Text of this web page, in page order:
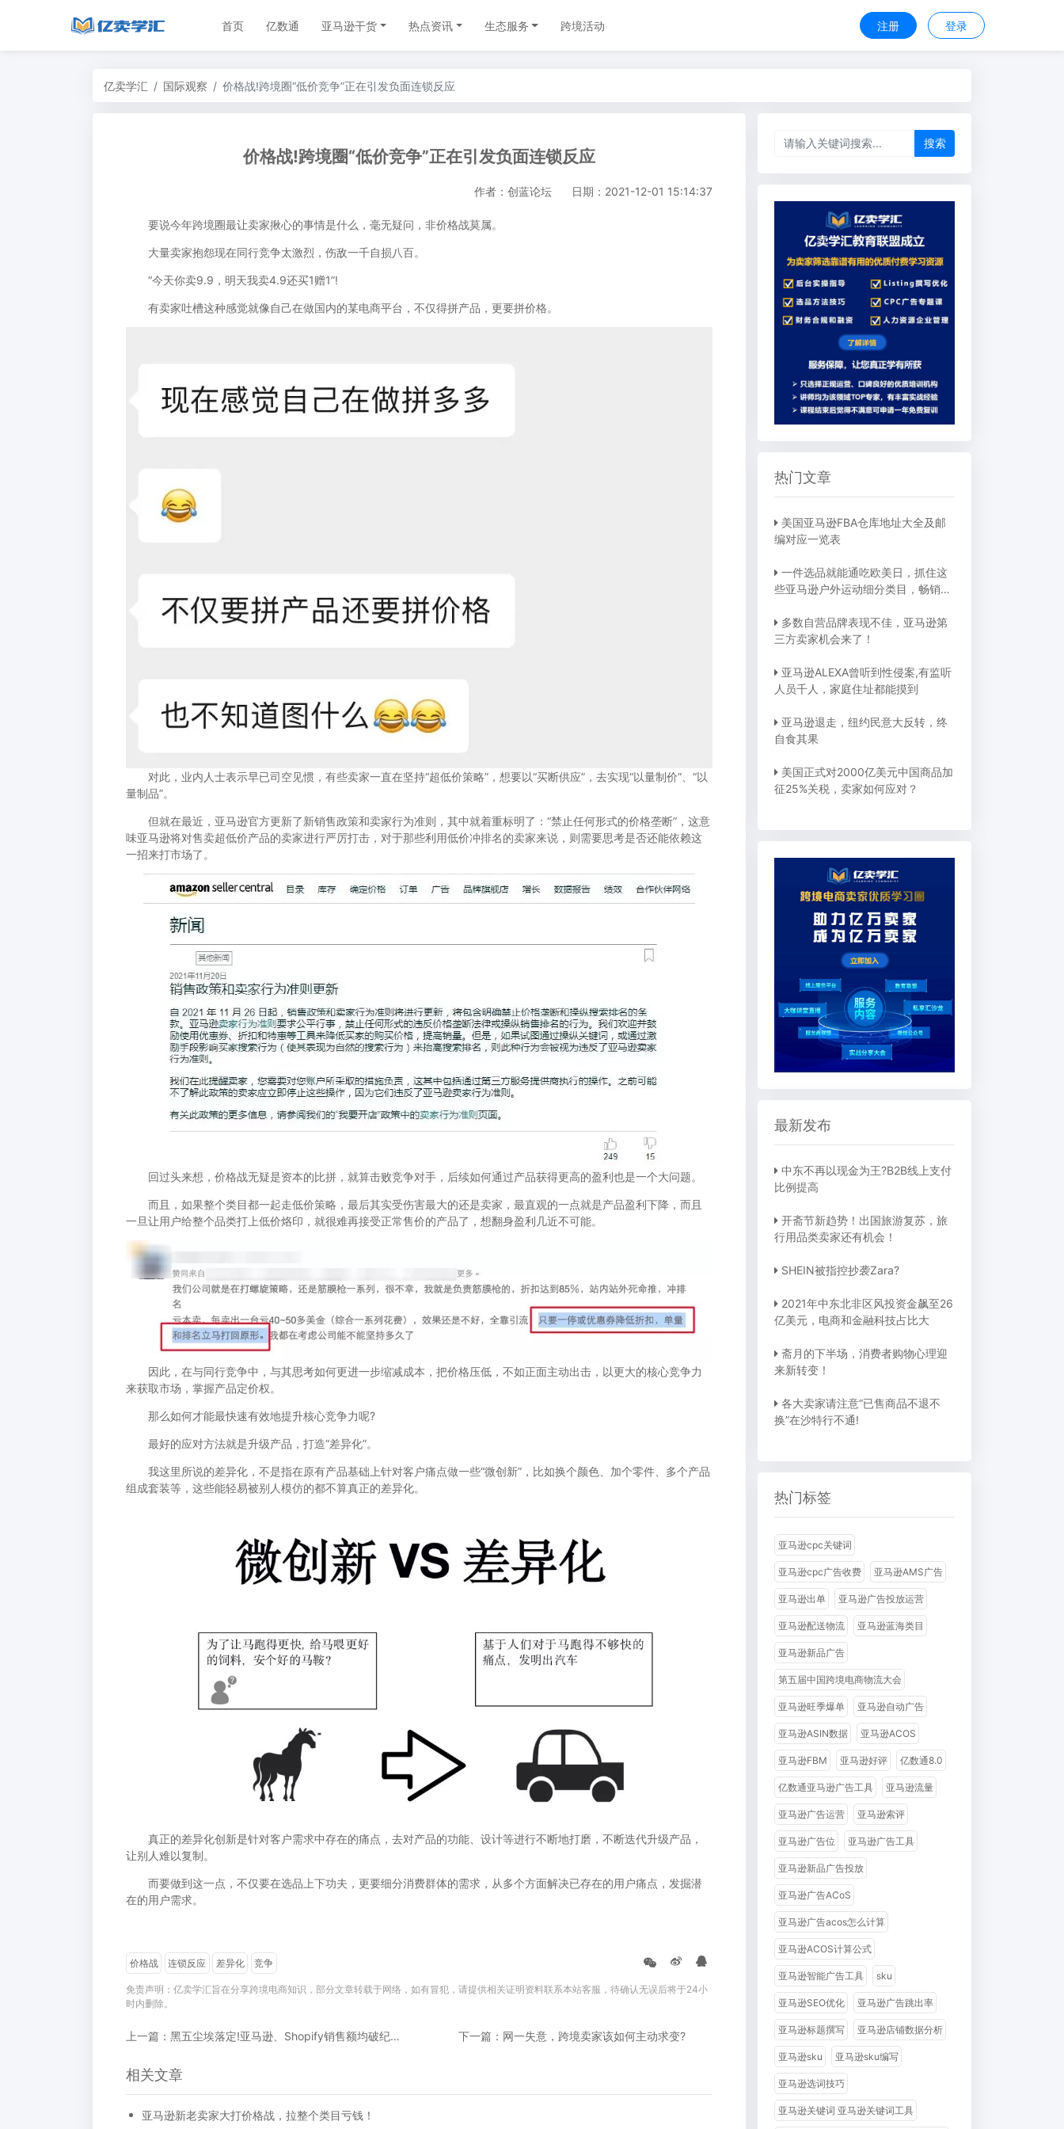
首页 亿数通 亚马逊干货 热点资讯 生态服务 跨境活动 注册 登录
亿卖学汇 国际观察 价格战!跨境圈“低价竞争”正在引发负面连锁反应
价格战!跨境圈“低价竞争”正在引发负面连锁反应
作者：创蓝论坛 日期：2021-12-01 15:14:37
要说今年跨境圈最让卖家揪心的事情是什么，毫无疑问，非价格战莫属。
大量卖家抱怨现在同行竞争太激烈，伤敌一千自损八百。
“今天你卖9.9，明天我卖4.9还买1赠1”!
有卖家吐槽这种感觉就像自己在做国内的某电商平台，不仅得拼产品，更要拼价格。
对此，业内人士表示早已司空见惯，有些卖家一直在坚持“超低价策略”，想要以“买断供应”，去实现“以量制价”、“以
量制品”。
但就在最近，亚马逊官方更新了新销售政策和卖家行为准则，其中就着重标明了：“禁止任何形式的价格垄断”，这意
味亚马逊将对售卖超低价产品的卖家进行严厉打击，对于那些利用低价冲排名的卖家来说，则需要思考是否还能依赖这
一招来打市场了。
回过头来想，价格战无疑是资本的比拼，就算击败竞争对手，后续如何通过产品获得更高的盈利也是一个大问题。
而且，如果整个类目都一起走低价策略，最后其实受伤害最大的还是卖家，最直观的一点就是产品盈利下降，而且
一旦让用户给整个品类打上低价烙印，就很难再接受正常售价的产品了，想翻身盈利几近不可能。
因此，在与同行竞争中，与其思考如何更进一步缩减成本，把价格压低，不如正面主动出击，以更大的核心竞争力
来获取市场，掌握产品定价权。
那么如何才能最快速有效地提升核心竞争力呢?
最好的应对方法就是升级产品，打造“差异化”。
我这里所说的差异化，不是指在原有产品基础上针对客户痛点做一些“微创新”，比如换个颜色、加个零件、多个产品
组成套装等，这些能轻易被别人模仿的都不算真正的差异化。
真正的差异化创新是针对客户需求中存在的痛点，去对产品的功能、设计等进行不断地打磨，不断迭代升级产品，
让别人难以复制。
而要做到这一点，不仅要在选品上下功夫，更要细分消费群体的需求，从多个方面解决已存在的用户痛点，发掘潜
在的用户需求。
价格战 连锁反应 差异化 竞争
免责声明：亿卖学汇旨在分享跨境电商知识，部分文章转载于网络，如有冒犯，请提供相关证明资料联系本站客服，待确认无误后将于24小
时内删除。
上一篇：黑五尘埃落定!亚马逊、Shopify销售额均破纪录，跨境卖家喜忧参半... 下一篇：网一失意，跨境卖家该如何主动求变?
相关文章
亚马逊新老卖家大打价格战，拉整个类目亏钱！
搜索
热门文章
美国亚马逊FBA仓库地址大全及邮
编对应一览表
一件选品就能通吃欧美日，抓住这
些亚马逊户外运动细分类目，畅销全
多数自营品牌表现不佳，亚马逊第
三方卖家机会来了！
亚马逊ALEXA曾听到性侵案,有监听
人员千人，家庭住址都能摸到
亚马逊退走，纽约民意大反转，终
自食其果
美国正式对2000亿美元中国商品加
征25%关税，卖家如何应对？
最新发布
中东不再以现金为王?B2B线上支付
比例提高
开斋节新趋势！出国旅游复苏，旅
行用品类卖家还有机会！
SHEIN被指控抄袭Zara?
2021年中东北非区风投资金飙至26
亿美元，电商和金融科技占比大
斋月的下半场，消费者购物心理迎
来新转变！
各大卖家请注意“已售商品不退不
换”在沙特行不通!
热门标签
亚马逊cpc关键词
亚马逊cpc广告收费 亚马逊AMS广告
亚马逊出单 亚马逊广告投放运营
亚马逊配送物流 亚马逊蓝海类目
亚马逊新品广告
第五届中国跨境电商物流大会
亚马逊旺季爆单 亚马逊自动广告
亚马逊ASIN数据 亚马逊ACOS
亚马逊FBM 亚马逊好评 亿数通8.0
亿数通亚马逊广告工具 亚马逊流量
亚马逊广告运营 亚马逊索评
亚马逊广告位 亚马逊广告工具
亚马逊新品广告投放
亚马逊广告ACoS
亚马逊广告acos怎么计算
亚马逊ACOS计算公式
亚马逊智能广告工具 sku
亚马逊SEO优化 亚马逊广告跳出率
亚马逊标题撰写 亚马逊店铺数据分析
亚马逊sku 亚马逊sku编写
亚马逊选词技巧
亚马逊关键词 亚马逊关键词工具